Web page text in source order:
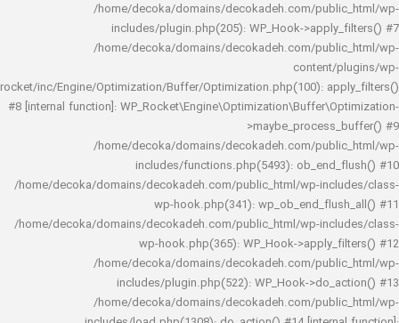
/home/decoka/domains/decokadeh.com/
includes/plugin.php(205): WP_Hook-
/home/decoka/domains/decokadeh.com/
rocket/inc/Engine/Optimization/Buffer/Optimization.php(100):
#8 [internal function]:
/home/decoka/domains/decokadeh.com/
includes/functions.php(5493):
/home/decoka/domains/decokadeh.com/public_html/wp-
wp-hook.php(341):
/home/decoka/domains/decokadeh.com/public_html/wp-
wp-hook.php(365): WP_Hook-
/home/decoka/domains/decokadeh.com/
includes/plugin.php(522): WP_Hook-
/home/decoka/domains/decokadeh.com/